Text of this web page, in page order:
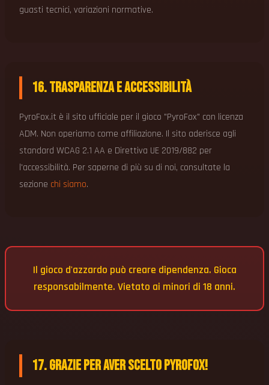
guasti tecnici, variazioni normative.
16. Trasparenza e Accessibilità
PyroFox.it è il sito ufficiale per il gioco "PyroFox" con licenza
ADM. Non operiamo come affiliazione. Il sito aderisce agli
standard WCAG 2.1 AA e Direttiva UE 2019/882 per
l'accessibilità. Per saperne di più su di noi, consultate la
sezione chi siamo.
Il gioco d'azzardo può creare dipendenza. Gioca
responsabilmente. Vietato ai minori di 18 anni.
17. Grazie per aver scelto PyroFox!